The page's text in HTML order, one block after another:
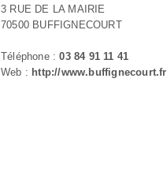
3 RUE DE LA MAIRIE
70500 BUFFIGNECOURT
Téléphone :03 84 91 11 41
Web : http://www.buffignecourt.fr